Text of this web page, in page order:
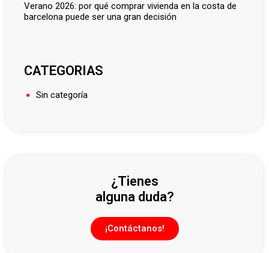
verano 2026: por qué comprar vivienda en la costa de
barcelona puede ser una gran decisión
CATEGORIAS
Sin categoría
¿Tienes
alguna duda?
¡Contáctanos!